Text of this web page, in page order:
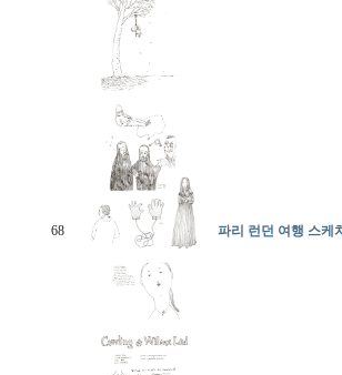
68 파리 런던 여행 스케